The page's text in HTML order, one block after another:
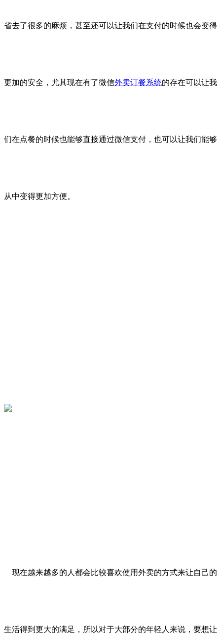
省去了很多的麻烦，甚至还可以让我们在支付的时候也会变得
更加的安全，尤其现在有了微信外卖订餐系统的存在可以让我
们在点餐的时候也能够直接通过微信支付，也可以让我们能够
从中变得更加方便。
现在越来越多的人都会比较喜欢使用外卖的方式来让自己的
生活得到更大的满足，所以对于大部分的年轻人来说，要想让